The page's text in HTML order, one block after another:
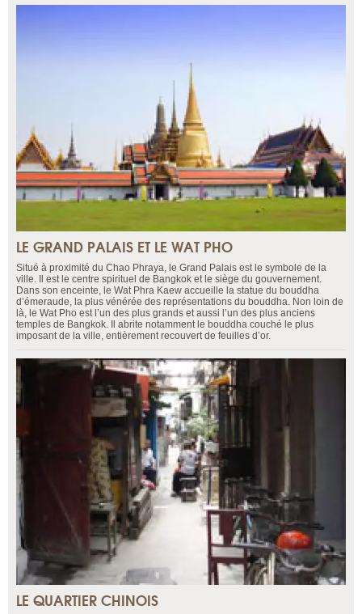
LE GRAND PALAIS ET LE WAT PHO
Situé à proximité du Chao Phraya, le Grand Palais est le symbole de la
ville. Il est le centre spirituel de Bangkok et le siège du gouvernement.
Dans son enceinte, le Wat Phra Kaew accueille la statue du bouddha
d’émeraude, la plus vénérée des représentations du bouddha. Non loin de
là, le Wat Pho est l’un des plus grands et aussi l’un des plus anciens
temples de Bangkok. Il abrite notamment le bouddha couché le plus
imposant de la ville, entièrement recouvert de feuilles d’or.
LE QUARTIER CHINOIS